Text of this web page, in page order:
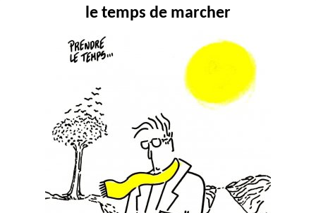
le temps de marcher